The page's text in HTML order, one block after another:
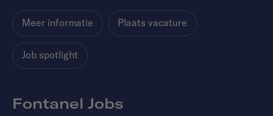
Meer informatie Plaats vacature
Job spotlight
Fontanel Jobs